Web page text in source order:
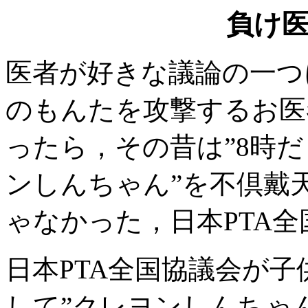
負け
医者が好きな議論の一
のもんたを攻撃するお
ったら，その昔は”8時
ンしんちゃん”を不倶戴
ゃなかった，日本PTA
日本PTA全国協議会が